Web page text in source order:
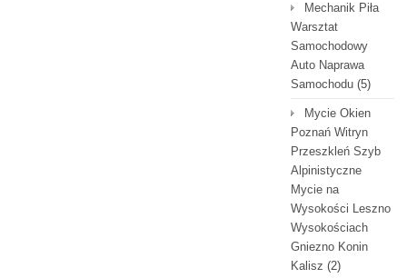
Mechanik Piła
Warsztat
Samochodowy
Auto Naprawa
Samochodu (5)
Mycie Okien
Poznań Witryn
Przeszkleń Szyb
Alpinistyczne
Mycie na
Wysokości Leszno
Wysokościach
Gniezno Konin
Kalisz (2)